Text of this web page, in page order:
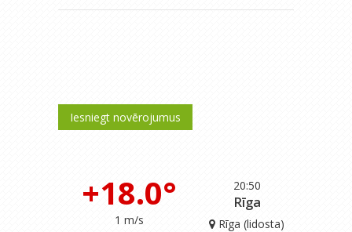
Iesniegt novērojumus
20:50
+18.0°
1 m/s
Rīga
Rīga (lidosta)